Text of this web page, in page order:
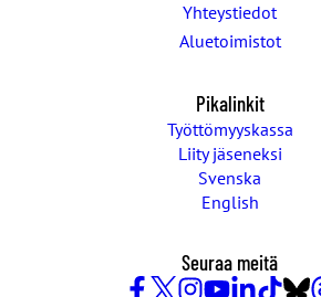
Yhteystiedot
Aluetoimistot
Pikalinkit
Työttömyyskassa
Liity jäseneksi
Svenska
English
Seuraa meitä